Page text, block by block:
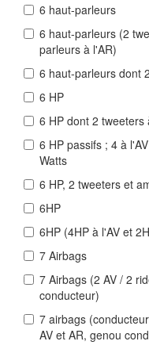
6 haut-parleurs
6 haut-parleurs (2
parleurs à l'AR)
6 haut-parleurs dont
6 HP
6 HP dont 2 tweeters
6 HP passifs ; 4 à
Watts
6 HP, 2 tweeters et
6HP
6HP (4HP à l'AV et
7 Airbags
7 Airbags (2 AV / 2
conducteur)
7 airbags
AV et AR, genou